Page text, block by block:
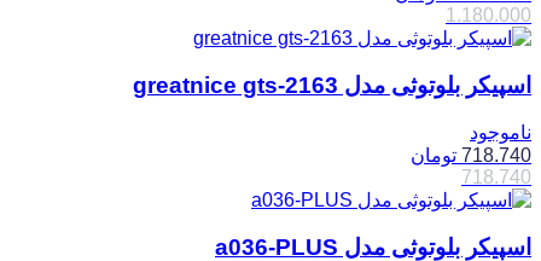
1.180.000
اسپیکر بلوتوثی مدل greatnice gts-2163
ناموجود
718.740 تومان
718.740
اسپیکر بلوتوثی مدل a036-PLUS